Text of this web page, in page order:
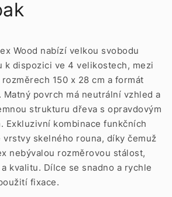
Wood nabízí velkou svobodu
k dispozici ve 4 velikostech, mezi
150 x 28 cm a formát
povrch má neutrální vzhled a
strukturu dřeva s opravdovým
Exkluzivní kombinace funkčních
skelného rouna, díky čemuž
nebývalou rozměrovou stálost,
kvalitu. Dílce se snadno a rychle
fixace.